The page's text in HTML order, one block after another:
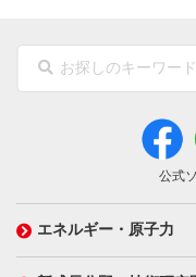
公式
エネルギー・原子力